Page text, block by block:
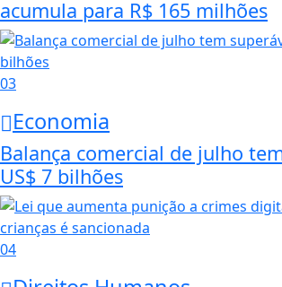
acumula para R$ 165 milhões
03
Economia
Balança comercial de julho
US$ 7 bilhões
04